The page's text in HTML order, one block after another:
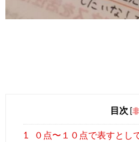
目次 [
1
０点〜１０点で表すとし